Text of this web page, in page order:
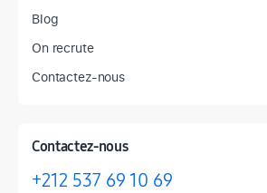
Blog
On recrute
Contactez-nous
Contactez-nous
+212 537 69 10 69